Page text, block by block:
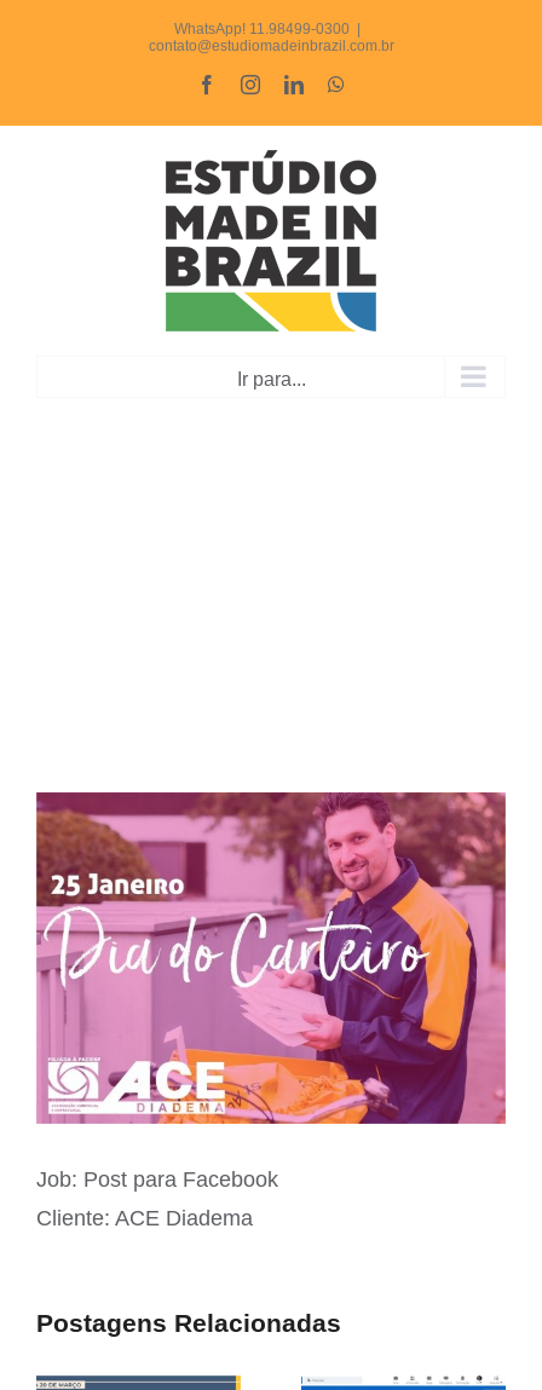
WhatsApp! 11.98499-0300
contato@estudiomadeinbrazil.com.br
FacebookInstagramLinkedIn
Ir para...
View
Larger
Image
Job: Post para Facebook
Cliente: ACE Diadema
Postagens Relacionadas